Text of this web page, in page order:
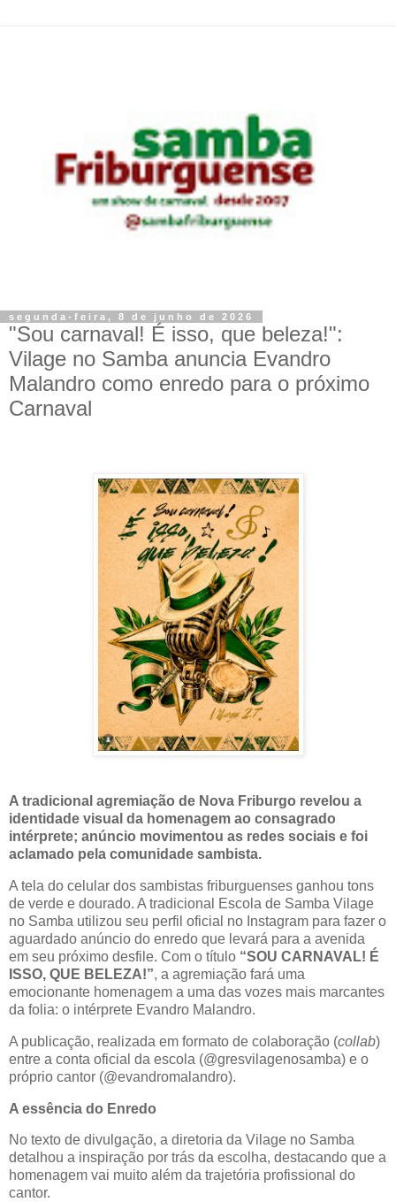
segunda-feira, 8 de junho de 2026
"Sou carnaval! É isso, que beleza!":
Vilage no Samba anuncia Evandro
Malandro como enredo para o próximo
Carnaval
A tradicional agremiação de Nova Friburgo revelou a
identidade visual da homenagem ao consagrado
intérprete; anúncio movimentou as redes sociais e foi
aclamado pela comunidade sambista.
A tela do celular dos sambistas friburguenses ganhou tons
de verde e dourado. A tradicional Escola de Samba Vilage
no Samba utilizou seu perfil oficial no Instagram para fazer o
aguardado anúncio do enredo que levará para a avenida
em seu próximo desfile. Com o título “SOU CARNAVAL! É
ISSO, QUE BELEZA!”, a agremiação fará uma
emocionante homenagem a uma das vozes mais marcantes
da folia: o intérprete Evandro Malandro.
A publicação, realizada em formato de colaboração (collab)
entre a conta oficial da escola (@gresvilagenosamba) e o
próprio cantor (@evandromalandro).
A essência do Enredo
No texto de divulgação, a diretoria da Vilage no Samba
detalhou a inspiração por trás da escolha, destacando que a
homenagem vai muito além da trajetória profissional do
cantor.